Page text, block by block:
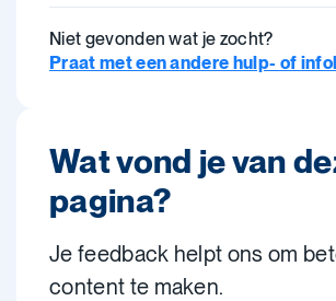
Niet gevonden wat je zocht?
Praat met een andere hulp- of
Wat vond je van
pagina?
Je feedback helpt ons om
content te maken.